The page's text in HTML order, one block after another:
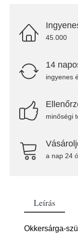
45.000
14
ingyenes
minőségi
a nap 24
Leírás
Okkersárga-